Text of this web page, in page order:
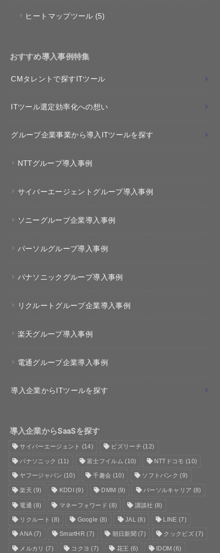
ヒートマップツール (5)
おすすめ導入事例特集
CMタレントで探すITツール
ITツール選定効率化への想い
グループ企業事業から導入ITツールを探す
NTTグループ導入事例
サイバーエージェントグループ導入事例
ソニーグループ企業導入事例
パーソルグループ導入事例
パナソニックグループ導入事例
リクルートグループ企業導入事例
楽天グループ導入事例
電通グループ企業導入事例
導入企業からITツールを探す
導入企業からSaaSを探す
サイバーエージェント (14) ビズリーチ (12)
パナソニック (11) 富士フイルム (10) NTTドコモ (10)
ヤフージャパン (10) 千趣会 (10) ソフトバンク (9)
楽天 (9) KDDI (9) DMM (9) パーソルキャリア (8)
電通 (8) マネーフォワード (8) 講談社 (8)
リクルート (8) Google (8) JAL(8) LINE (7)
ANA(7) SmartHR (7) 朝日新聞 (7) クックビズ(7)
メルカリ (7) コクヨ (7) 花王 (6) IDOM (6)